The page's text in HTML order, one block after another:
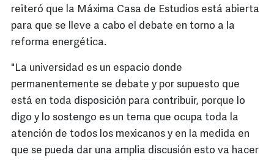
reiteró que la Máxima Casa de Estudios está abierta
para que se lleve a cabo el debate en torno a la
reforma energética.
"La universidad es un espacio donde
permanentemente se debate y por supuesto que
está en toda disposición para contribuir, porque lo
digo y lo sostengo es un tema que ocupa toda la
atención de todos los mexicanos y en la medida en
que se pueda dar una amplia discusión esto va hacer